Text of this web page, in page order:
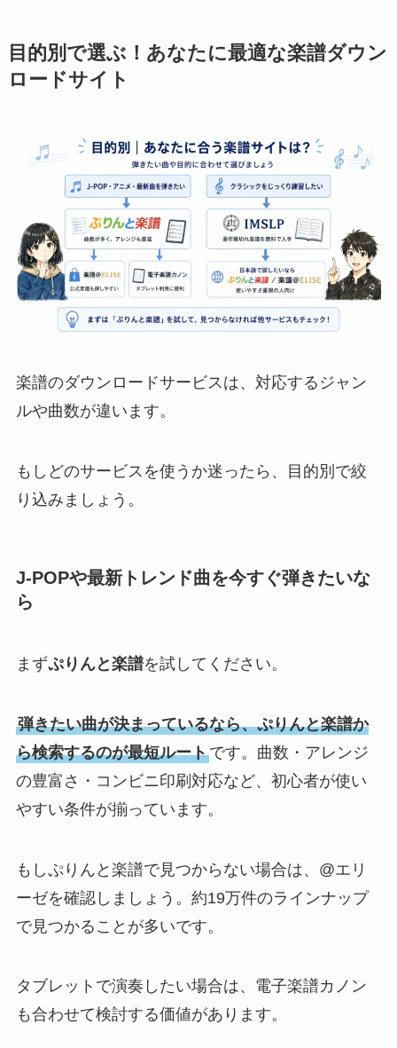
目的別で選ぶ！あなたに最適な楽譜ダウン
ロードサイト
楽譜のダウンロードサービスは、対応するジャン
ルや曲数が違います。
もしどのサービスを使うか迷ったら、目的別で絞
り込みましょう。
J-POPや最新トレンド曲を今すぐ弾きたいな
ら
まずぷりんと楽譜を試してください。
弾きたい曲が決まっているなら、ぷりんと楽譜か
ら検索するのが最短ルートです。曲数・アレンジ
の豊富さ・コンビニ印刷対応など、初心者が使い
やすい条件が揃っています。
もしぷりんと楽譜で見つからない場合は、@エリ
ーゼを確認しましょう。約19万件のラインナップ
で見つかることが多いです。
タブレットで演奏したい場合は、電子楽譜カノン
も合わせて検討する価値があります。